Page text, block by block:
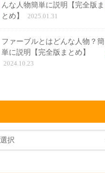
んな人物簡単に説明【完全版ま
とめ】
2025.01.31
ファーブルとはどんな人物？簡
単に説明【完全版まとめ】
2024.10.23